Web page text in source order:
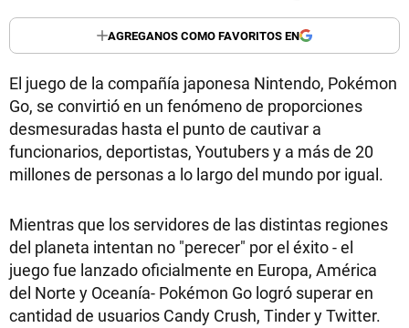
AGREGANOS COMO FAVORITOS EN
El juego de la compañía japonesa Nintendo, Pokémon
Go, se convirtió en un fenómeno de proporciones
desmesuradas hasta el punto de cautivar a
funcionarios, deportistas, Youtubers y a más de 20
millones de personas a lo largo del mundo por igual.
Mientras que los servidores de las distintas regiones
del planeta intentan no "perecer" por el éxito - el
juego fue lanzado oficialmente en Europa, América
del Norte y Oceanía- Pokémon Go logró superar en
cantidad de usuarios Candy Crush, Tinder y Twitter.